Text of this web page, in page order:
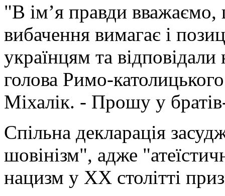
"В ім’я правди
вибачення вимагає і
українцям та
голова Римо-
Міхалік. - Прошу у
Спільна декларація
шовінізм", адже
нацизм у ХХ столітті